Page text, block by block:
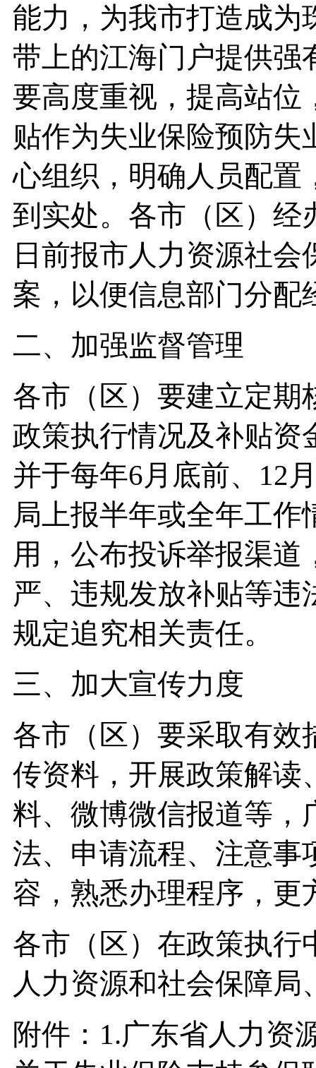
能力，为我市打造成为
带上的江海门户提供强
要高度重视，提高站位
贴作为失业保险预防
心组织，明确人员配置
到实处。各市（区）经
日前报市人力资源社
案，以便信息部门分配
二、加强监督管理
各市（区）要建立定期
政策执行情况及补贴资
并于每年6月底前、12
局上报半年或全年工
用，公布投诉举报渠
严、违规发放补贴等
规定追究相关责任。
三、加大宣传力度
各市（区）要采取有效
传资料，开展政策解读
料、微博微信报道等，
法、申请流程、注意事
容，熟悉办理程序，更
各市（区）在政策执行
人力资源和社会保障局
附件：1.广东省人力资